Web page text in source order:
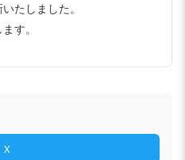
たしました。
す。
X